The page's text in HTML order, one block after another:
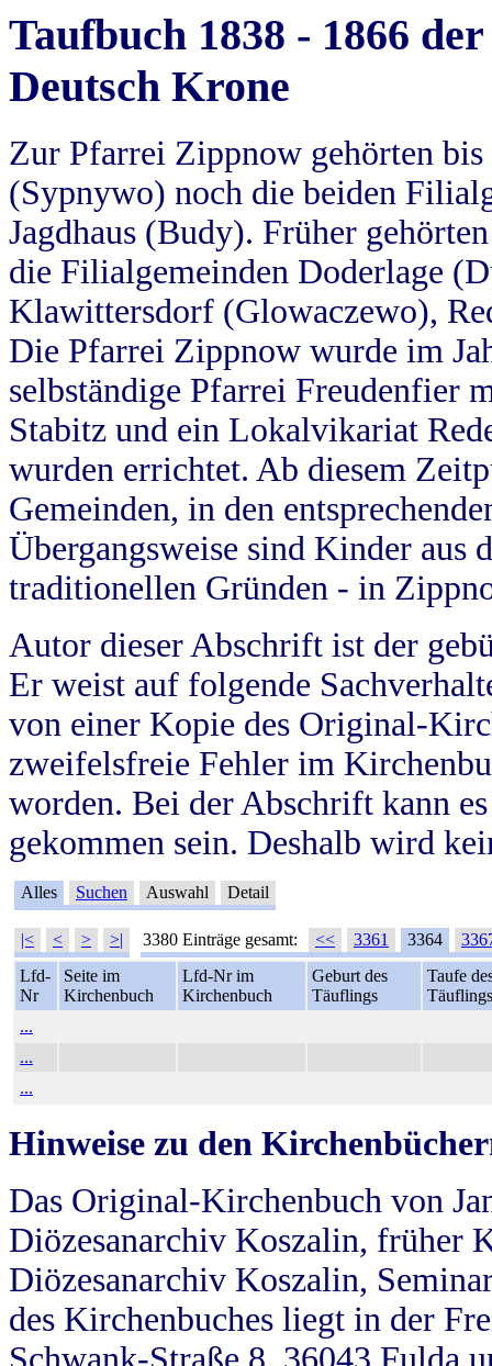
Taufbuch 1838 - 1866
Deutsch Krone
Zur Pfarrei Zippnow gehörten
(Sypnywo) noch die beiden
Jagdhaus (Budy). Früher
die Filialgemeinden Doderlage
Klawittersdorf (Glowaczewo),
Die Pfarrei Zippnow wurde im
selbständige Pfarrei Freudenfier
Stabitz und ein Lokalvikariat
wurden errichtet. Ab diesem
Gemeinden, in den
Übergangsweise sind Kinder aus
traditionellen Gründen - in
Autor dieser Abschrift ist der
Er weist auf folgende
von einer Kopie des Original-
zweifelsfreie Fehler im
worden. Bei der Abschrift kann
gekommen sein. Deshalb wird
Alles Suchen Auswahl Detail
|< < > >| 3380 Einträge gesamt: << 3361 3364
Lfd-
Nr
Seite im
Kirchenbuch
Lfd-Nr im
Kirchenbuch
Geburt des
Täuflings
Taufe
Täuflings
...
...
...
Hinweise zu den
Das Original-Kirchenbuch von
Diözesanarchiv Koszalin, früher
Diözesanarchiv Koszalin,
des Kirchenbuches liegt in der